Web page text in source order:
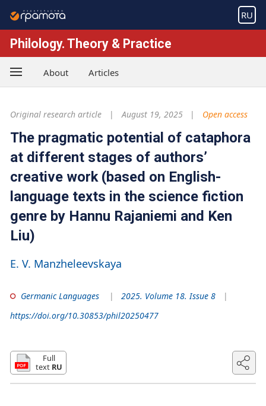
RU
Philology. Theory & Practice
About Articles
Original research article August 19, 2025 Open access
The pragmatic potential of cataphora
at different stages of authors’
creative work (based on English-
language texts in the science fiction
genre by Hannu Rajaniemi and Ken
Liu)
E. V. Manzheleevskaya
Germanic Languages
2025. Volume 18. Issue 8
https://doi.org/10.30853/phil20250477
Full
text RU